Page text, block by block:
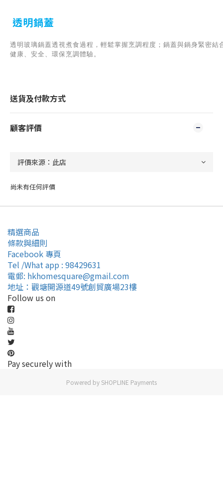
透明鍋蓋
透明玻璃鍋蓋透視煮食過程，輕鬆掌握烹調程度；鍋蓋與鍋身緊密
健康、安全、環保烹調體驗。
送貨及付款方式
顧客評價
尚未有任何評價
精選商品
條款與細則
Facebook 專頁
Tel /What app : 98429631
電郵: hkhomesquare@gmail.com
地址：觀塘開源道49號創貿廣場23樓
Follow us on
Pay securely with
Powered by SHOPLINE Payments